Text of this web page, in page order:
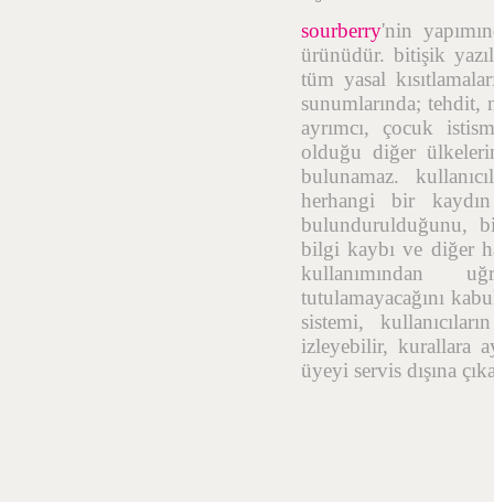
sourberry'nin
ürünüdür. bitişik
tüm yasal
sunumlarında; tehdit,
ayrımcı, çocuk
olduğu diğer ülkelerin
bulunamaz.
herhangi bir
bulundurulduğunu,
bilgi kaybı ve diğer
kullanımından
tutulamayacağını
sistemi,
izleyebilir, kurallara
üyeyi servis dışına